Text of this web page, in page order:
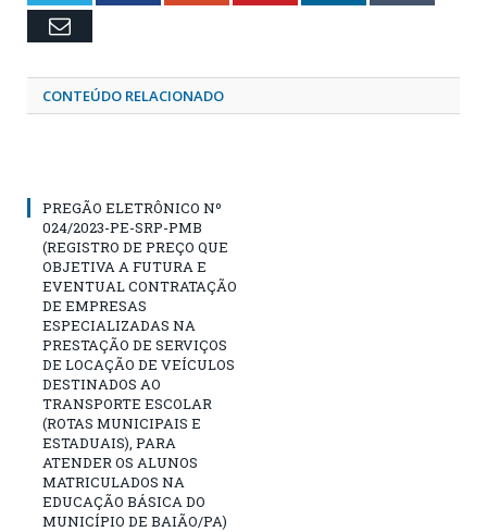
Email
CONTEÚDO RELACIONADO
PREGÃO ELETRÔNICO Nº
024/2023-PE-SRP-PMB
(REGISTRO DE PREÇO QUE
OBJETIVA A FUTURA E
EVENTUAL CONTRATAÇÃO
DE EMPRESAS
ESPECIALIZADAS NA
PRESTAÇÃO DE SERVIÇOS
DE LOCAÇÃO DE VEÍCULOS
DESTINADOS AO
TRANSPORTE ESCOLAR
(ROTAS MUNICIPAIS E
ESTADUAIS), PARA
ATENDER OS ALUNOS
MATRICULADOS NA
EDUCAÇÃO BÁSICA DO
MUNICÍPIO DE BAIÃO/PA)